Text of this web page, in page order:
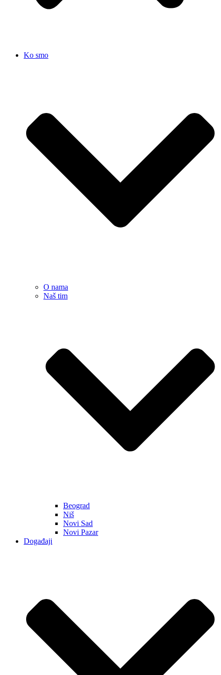
Ko smo
O nama
Naš tim
Beograd
Niš
Novi Sad
Novi Pazar
Događaji